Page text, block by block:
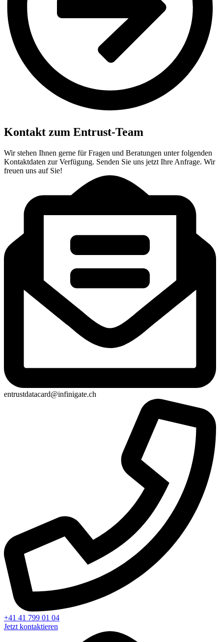
Kontakt zum Entrust-Team
Wir stehen Ihnen gerne für Fragen und Beratungen unter folgenden
Kontaktdaten zur Verfügung. Senden Sie uns jetzt Ihre Anfrage. Wir
freuen uns auf Sie!
entrustdatacard@infinigate.ch
+41 41 799 01 04
Jetzt kontaktieren